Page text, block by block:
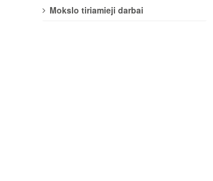
Mokslo tiriamieji darbai